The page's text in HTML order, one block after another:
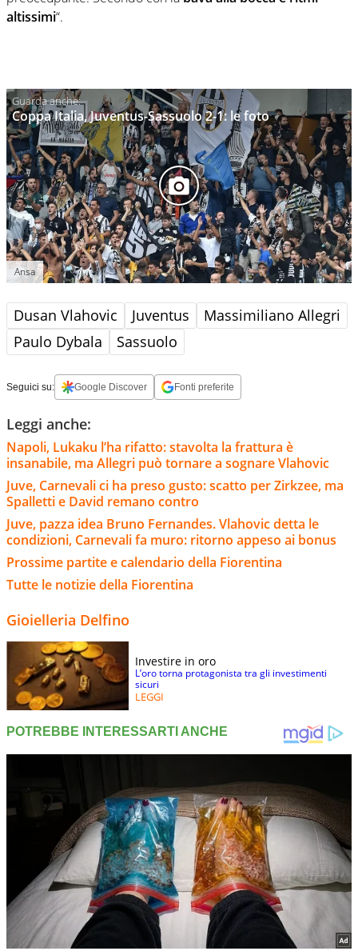
altissimi“.
Coppa Italia, Juventus-Sassuolo 2-1: le foto
Ansa
Dusan Vlahovic Juventus
Massimiliano Allegri
Paulo Dybala
Sassuolo
Seguici su: Google Discover Fonti preferite
Leggi anche:
Napoli, Lukaku l’ha rifatto: stavolta la frattura è
insanabile, ma Allegri può tornare a sognare Vlahovic
Juve, Carnevali ci ha preso gusto: scatto per Zirkzee, ma
Spalletti e David remano contro
Juve, pazza idea Bruno Fernandes. Vlahovic detta le
condizioni, Carnevali fa muro: ritorno appeso ai bonus
Prossime partite e calendario della Fiorentina
Tutte le notizie della Fiorentina
Gioielleria Delfino
Investire in oro
L’oro torna protagonista tra gli investimenti
sicuri
LEGGI